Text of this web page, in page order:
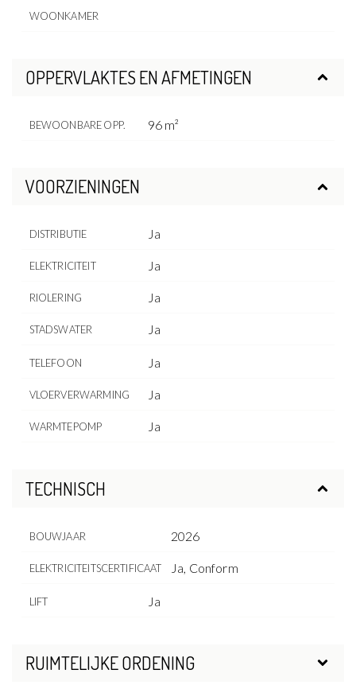
WOONKAMER
OPPERVLAKTES EN AFMETINGEN
BEWOONBARE OPP. 96 m²
VOORZIENINGEN
DISTRIBUTIE Ja
ELEKTRICITEIT Ja
RIOLERING Ja
STADSWATER Ja
TELEFOON Ja
VLOERVERWARMING Ja
WARMTEPOMP Ja
TECHNISCH
BOUWJAAR 2026
ELEKTRICITEITSCERTIFICAAT Ja, Conform
LIFT Ja
RUIMTELIJKE ORDENING